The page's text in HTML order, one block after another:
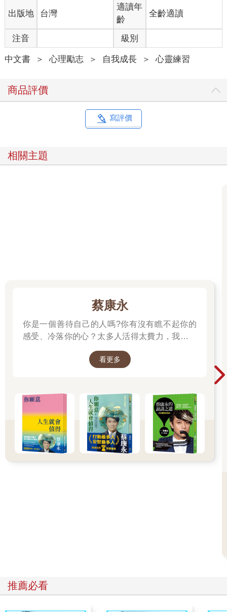
說，必須去承認我們身邊、我們心中那些醜陋的事實與虛假，卻
仍擁有相信的能力。 我想這就是重點。 我是一個樂觀且
有信仰的人，擁有強大的熱情和深厚的信念；不過，若我們想找
到的是「信念」本身，那麼有件事得承認：「信念」是無法單靠
雙眼所見可供驗證的事物去找到的。 所以，是時候放下了。
放下那些書本上的、猶如數學等式般、卻不合乎道理的事吧。對
打開我們的心扉，去接受這世界奇妙的一面，藉由信念、相信、
夢想，來豐富我們的現實。 我們歌頌的，應該要比理解的還
多點讚嘆，少點演算。讓靈感奔馳，衝決觀念的網羅；敢於作
夢，從中踏入現實；讓靈魂的養分滋潤飢渴的大腦；我們不妨先
忘卻邏輯、確定性、擁有什麼、將一切都用來創業等諸如此類的
事；我們要超越想像，然後去相信—生命的詩意。 跨越日常
喊、一個懇求、一道質問，痛苦和渴望的傾訴，讓我們面對自己
身低首，讓心靈高過於頭腦；如此一來，我們就能發現自己心中
神聖的一面，傾聽神聖的智慧。不過祈禱並不只存在於猶太教
堂、基督教堂、伊斯蘭聖地中的宗教儀式。祈禱也可以是沉思、
在散步中釐清思緒、仰望星空時感受到滄海一粟的驚嘆、藝術創
作、做愛、書寫、甚至一聲歡笑。這些都可以是一種祈禱，因為
這些事情都能重新喚起我們的心、我們的意念、我們生而為人的
想，使我們分心，難以顧及自己的靈魂；但是祈禱能讓我們的靈
魂趕上那無法歇下、甚至病態的思緒，使我們自我覺察，對自己
感到滿意，從而擁有希望，知道自己的確有能力過好自己的生
活。在混亂的時代，祈禱能讓人重拾內在秩序，而且無論我們祈
禱的對象是哪種高高在上的力量，只要我們能先投入心力，相信
自己能持續進步，就能找回屬於自己的秩序。 在這個社會，
人們常以為脫離物質匱乏或擁有更多，就等同於進步；但是我認
為祈禱所推崇的，才真正符合「進步」的意義：也就是讓人發揮
的形式和實踐，起初會顯得非常幽微，但是漸漸地，祈禱會成為
一盞明燈，照亮前方的道路，讓我們成為更有能力、更真實的自
己。 對我來說，祈禱始於感激。 對於擁有的美滿，我會
出版地 台灣
適讀年
齡
全齡適讀
注音 級別
中文書 ＞ 心理勵志 ＞ 自我成長 ＞ 心靈練習
商品評價
寫評價
相關主題
蔡康永
你是一個善待自己的人嗎?你有沒有瞧不起你的
感受、冷落你的心？太多人活得太費力，我想為
舒服、也更滿足的方法。所以我寫了這本書。
看更多
推薦必看